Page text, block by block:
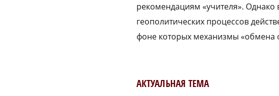
рекомендациям «учителя».
геополитических процессов
фоне которых механизмы «обмена
АКТУАЛЬНАЯ ТЕМА